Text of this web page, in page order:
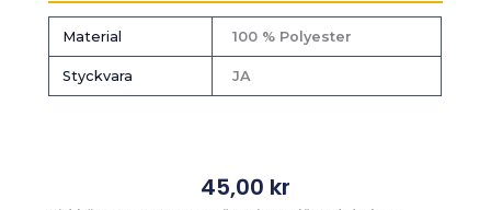
Material 100 % Polyester
Styckvara JA
45,00 kr